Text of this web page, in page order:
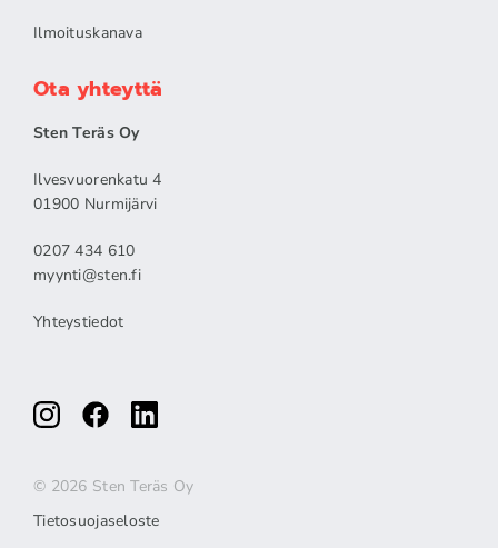
Ilmoituskanava
Ota yhteyttä
Sten Teräs Oy
Ilvesvuorenkatu 4
01900 Nurmijärvi
0207 434 610
myynti@sten.fi
Yhteystiedot
© 2026 Sten Teräs Oy
Tietosuojaseloste